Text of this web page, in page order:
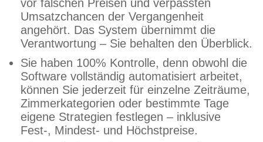
vor falschen Preisen und verpassten
Umsatzchancen der Vergangenheit
angehört. Das System übernimmt die
Verantwortung – Sie behalten den Überblick.
Sie haben 100% Kontrolle, denn obwohl die
Software vollständig automatisiert arbeitet,
können Sie jederzeit für einzelne Zeiträume,
Zimmerkategorien oder bestimmte Tage
eigene Strategien festlegen – inklusive
Fest-, Mindest- und Höchstpreise.